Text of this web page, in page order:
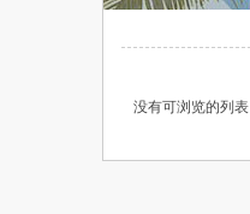
没有可浏览的列表